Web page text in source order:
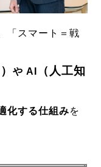
「スマート＝戦
や AI
（人工知
化する仕組みを